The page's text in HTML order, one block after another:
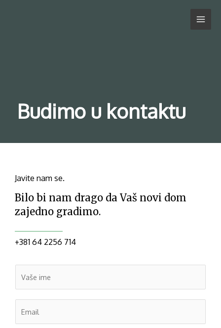
MAIN
Budimo u kontaktu
Javite nam se.
Bilo bi nam drago da Vaš novi dom
zajedno gradimo.
+381 64 2256 714